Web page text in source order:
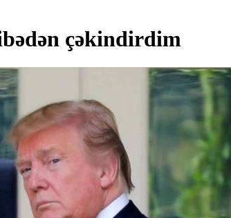
çəkindirdim